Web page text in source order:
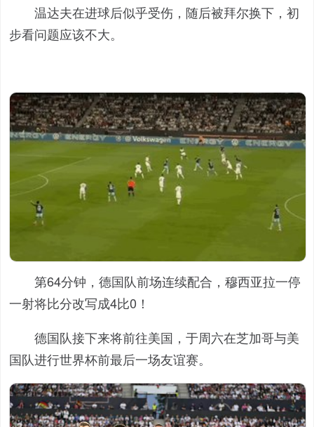
温达夫在进球后似乎受伤，随后被拜尔换下，初
步看问题应该不大。
第64分钟，德国队前场连续配合，穆西亚拉一停
一射将比分改写成4比0！
德国队接下来将前往美国，于周六在芝加哥与美
国队进行世界杯前最后一场友谊赛。